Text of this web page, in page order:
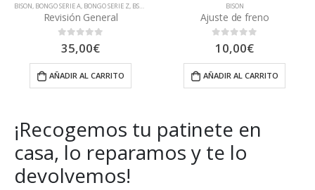
ROCKWAY Y CROSSOVER
SERIE A ,BONGO SERIE Z ,BSK1000 ,COUGAR,DUALTRON JOYOR F1
General
AÑADIR AL CARRITO
Ajuste de freno
AÑADIR AL CARRITO
¡Recogemos tu patinete en
casa, lo reparamos y te lo
devolvemos!